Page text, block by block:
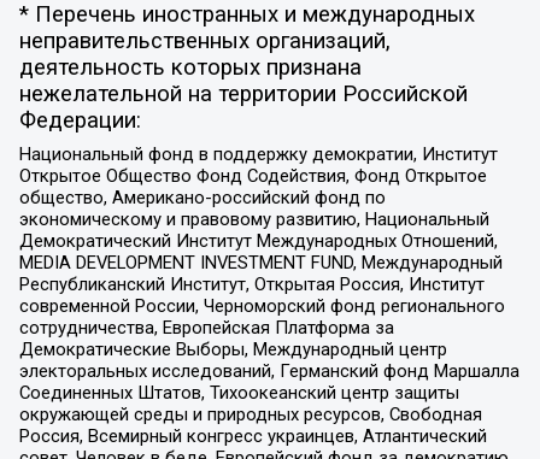
* Перечень иностранных и международных
неправительственных организаций,
деятельность которых признана
нежелательной на территории Российской
Федерации:
Национальный фонд в поддержку демократии, Институт
Открытое Общество Фонд Содействия, Фонд Открытое
общество, Американо-российский фонд по
экономическому и правовому развитию, Национальный
Демократический Институт Международных Отношений,
MEDIA DEVELOPMENT INVESTMENT FUND, Международный
Республиканский Институт, Открытая Россия, Институт
современной России, Черноморский фонд регионального
сотрудничества, Европейская Платформа за
Демократические Выборы, Международный центр
электоральных исследований, Германский фонд Маршалла
Соединенных Штатов, Тихоокеанский центр защиты
окружающей среды и природных ресурсов, Свободная
Россия, Всемирный конгресс украинцев, Атлантический